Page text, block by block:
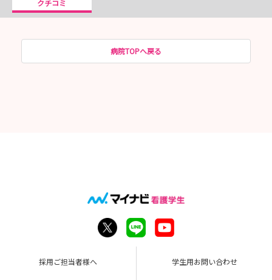
クチコミ
病院TOPへ戻る
採用ご担当者様へ 学生用お問い合わせ